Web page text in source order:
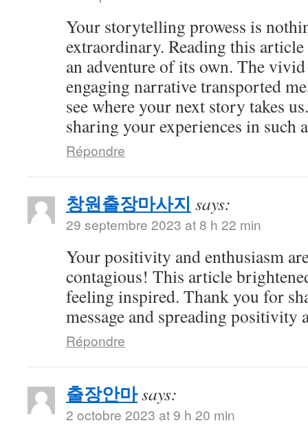
Your storytelling prowess is
extraordinary. Reading this
an adventure of its own. The
engaging narrative transported
see where your next story takes
sharing your experiences in such
Répondre
창원출장마사지 says:
29 septembre 2023 at 8 h 22 min
Your positivity and enthusiasm
contagious! This article
feeling inspired. Thank you for
message and spreading positivity
Répondre
출장안마says:
2 octobre 2023 at 9 h 20 min